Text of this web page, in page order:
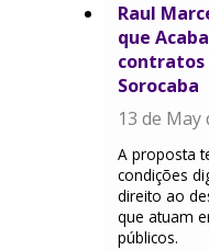
Raul
que
contratos
Sorocaba
13 de May
A proposta
condições
direito ao
que atuam
públicos.